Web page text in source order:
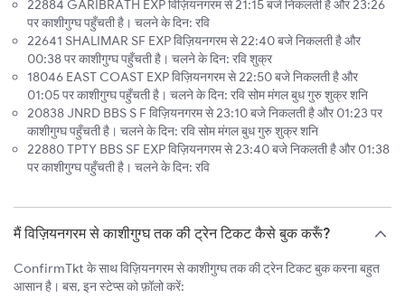
22884 GARIBRATH EXP विज़ियनगरम से 21:15 बजे निकलती है और 23:26
पर काशीगुग्घ पहुँचती है। चलने के दिन: रवि
22641 SHALIMAR SF EXP विज़ियनगरम से 22:40 बजे निकलती है और
00:38 पर काशीगुग्घ पहुँचती है। चलने के दिन: रवि शुक्र
18046 EAST COAST EXP विज़ियनगरम से 22:50 बजे निकलती है और
01:05 पर काशीगुग्घ पहुँचती है। चलने के दिन: रवि सोम मंगल बुध गुरु शुक्र शनि
20838 JNRD BBS S F विज़ियनगरम से 23:10 बजे निकलती है और 01:23 पर
काशीगुग्घ पहुँचती है। चलने के दिन: रवि सोम मंगल बुध गुरु शुक्र शनि
22880 TPTY BBS SF EXP विज़ियनगरम से 23:40 बजे निकलती है और 01:38
पर काशीगुग्घ पहुँचती है। चलने के दिन: रवि
मैं विज़ियनगरम से काशीगुग्घ तक की ट्रेन टिकट कैसे बुक करूँ?
ConfirmTkt के साथ विज़ियनगरम से काशीगुग्घ तक की ट्रेन टिकट बुक करना बहुत
आसान है। बस, इन स्टेप्स को फ़ॉलो करें: